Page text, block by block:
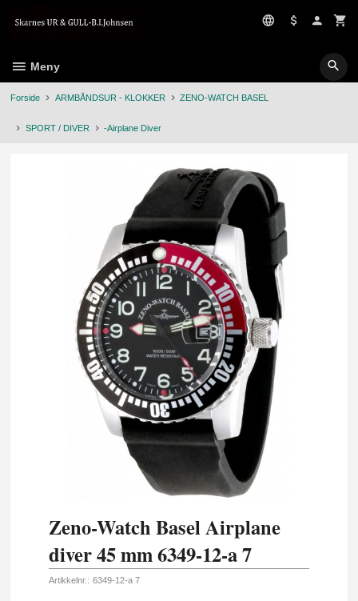
Meny
Forside ARMBÅNDSUR - KLOKKER ZENO-WATCH BASEL
SPORT / DIVER -Airplane Diver
Zeno-Watch Basel Airplane
diver 45 mm 6349-12-a 7
Artikkelnr.: 6349-12-a 7